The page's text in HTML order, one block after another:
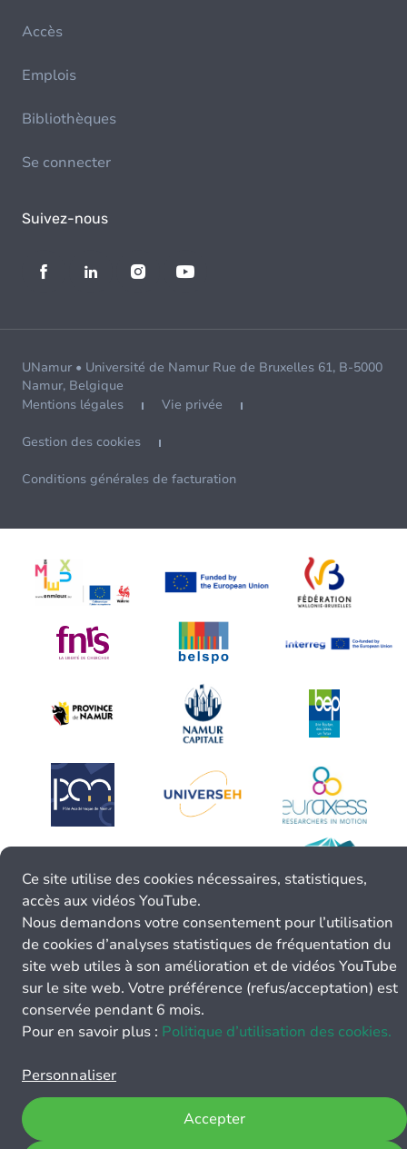
Accès
Emplois
Bibliothèques
Se connecter
Suivez-nous
UNamur • Université de Namur Rue de Bruxelles 61, B-5000
Namur, Belgique
Mentions légales
Vie privée
Gestion des cookies
Conditions générales de facturation
Ce site utilise des cookies nécessaires, statistiques,
accès aux vidéos YouTube.
Nous demandons votre consentement pour l’utilisation
de cookies d’analyses statistiques de fréquentation du
site web utiles à son amélioration et de vidéos YouTube
sur le site web. Votre préférence (refus/acceptation) est
conservée pendant 6 mois.
Pour en savoir plus : Politique d’utilisation des cookies.
Personnaliser
Accepter